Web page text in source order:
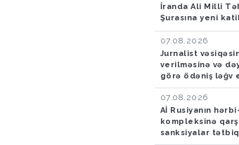
İranda Ali Milli
Şurasına yeni
07.08.2026
Jurnalist
verilməsinə və
görə ödəniş ləğv
07.08.2026
Aİ Rusiyanın
kompleksinə
sanksiyalar